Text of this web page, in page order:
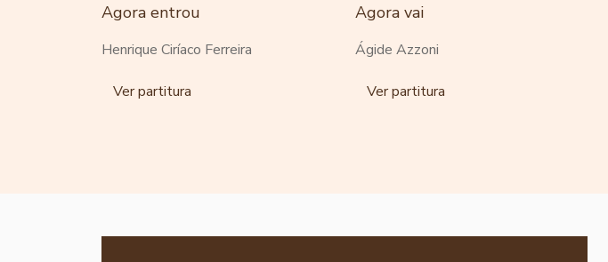
Agora entrou
Henrique Ciríaco Ferreira
Ver partitura
Agora vai
Ágide Azzoni
Ver partitura